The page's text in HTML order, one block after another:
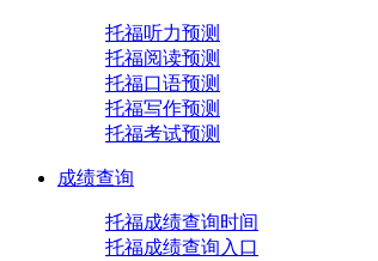
托福听力预测
托福阅读预测
托福口语预测
托福写作预测
托福考试预测
成绩查询
托福成绩查询时间
托福成绩查询入口